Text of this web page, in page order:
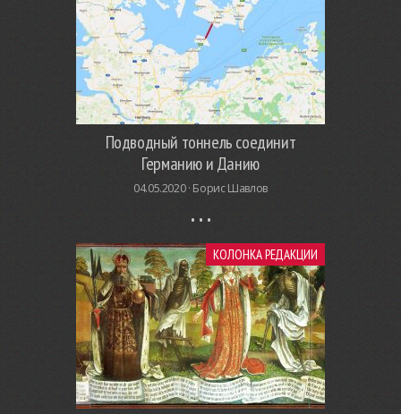
Подводный тоннель соединит
Германию и Данию
04.05.2020 · Борис Шавлов
КОЛОНКА РЕДАКЦИИ